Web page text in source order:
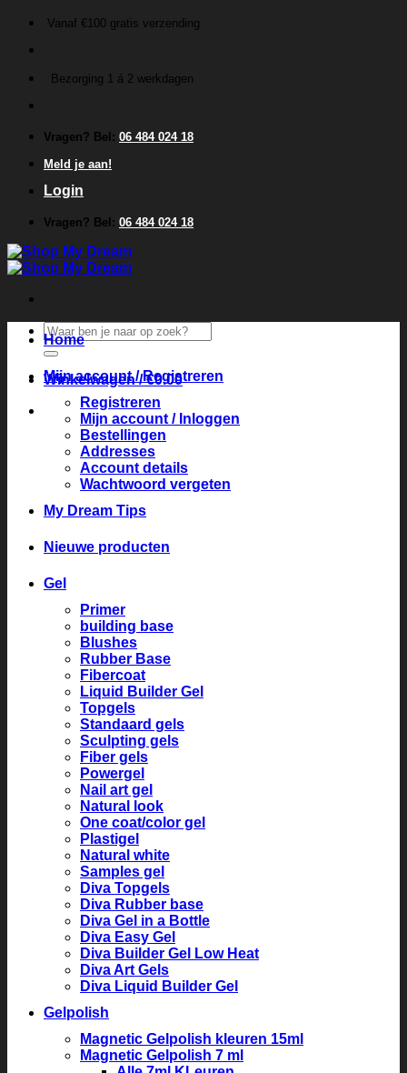
inhoud
Vanaf €100 gratis verzending
Bezorging 1 á 2 werkdagen
Vragen? Bel: 06 484 024 18
Meld je aan!
Login
Vragen? Bel: 06 484 024 18
Zoeken
naar:
Winkelwagen /€0.00
Home
Mijn account / Registreren
Registreren
Mijn account / Inloggen
Bestellingen
Addresses
Account details
Wachtwoord vergeten
My Dream Tips
Nieuwe producten
Gel
Primer
building base
Blushes
Rubber Base
Fibercoat
Liquid Builder Gel
Topgels
Standaard gels
Sculpting gels
Fiber gels
Powergel
Nail art gel
Natural look
One coat/color gel
Plastigel
Natural white
Samples gel
Diva Topgels
Diva Rubber base
Diva Gel in a Bottle
Diva Easy Gel
Diva Builder Gel Low Heat
Diva Art Gels
Diva Liquid Builder Gel
Gelpolish
Magnetic Gelpolish kleuren 15ml
Magnetic Gelpolish 7 ml